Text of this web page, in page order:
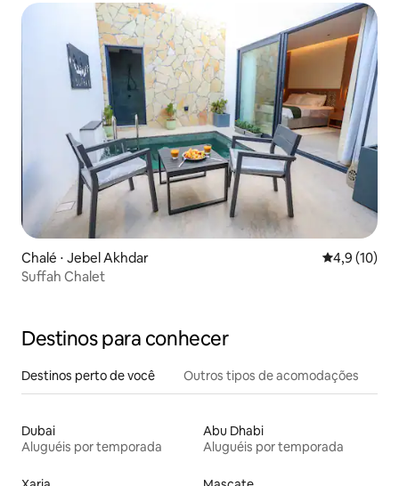
Chalé ⋅ Jebel Akhdar 4,9 de uma
4,9 (10)
Suffah Chalet
Destinos para conhecer
Destinos perto de você Outros tipos de acomodações
Dubai
Aluguéis por temporada
Abu Dhabi
Aluguéis por temporada